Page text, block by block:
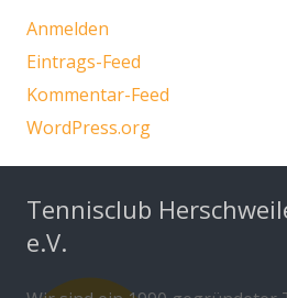
Anmelden
Eintrags-Feed
Kommentar-Feed
WordPress.org
Tennisclub
e.V.